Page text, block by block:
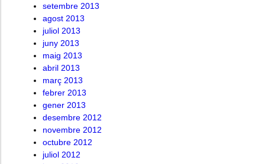
setembre 2013
agost 2013
juliol 2013
juny 2013
maig 2013
abril 2013
març 2013
febrer 2013
gener 2013
desembre 2012
novembre 2012
octubre 2012
juliol 2012